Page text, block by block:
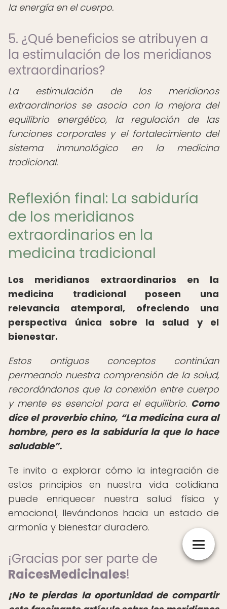
la energía en el cuerpo.
5. ¿Qué beneficios se atribuyen a
la estimulación de los meridianos
extraordinarios?
La estimulación de los meridianos
extraordinarios se asocia con la mejora del
equilibrio energético, la regulación de las
funciones corporales y el fortalecimiento del
sistema inmunológico en la medicina
tradicional.
Reflexión final: La sabiduría
de los meridianos
extraordinarios en la
medicina tradicional
Los meridianos extraordinarios en la
medicina tradicional poseen una
relevancia atemporal, ofreciendo una
perspectiva única sobre la salud y el
bienestar.
Estos antiguos conceptos continúan
permeando nuestra comprensión de la salud,
recordándonos que la conexión entre cuerpo
y mente es esencial para el equilibrio. Como
dice el proverbio chino,
La medicina cura al
hombre, pero es la sabiduría la que lo hace
saludable .
Te invito a explorar cómo la integración de
estos principios en nuestra vida cotidiana
puede enriquecer nuestra salud física y
emocional, llevándonos hacia un estado de
armonía y bienestar duradero.
¡Gracias por ser parte de
RaicesMedicinales!
¡No te pierdas la oportunidad de compartir